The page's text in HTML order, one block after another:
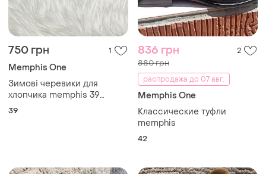
750 грн 1
Memphis One
Зимові черевики для
хлопчика memphis 39
розмір (24.5см)
39
836 грн 2
880 грн
распродажа до 07 авг.
Memphis One
Классические туфли
memphis
42